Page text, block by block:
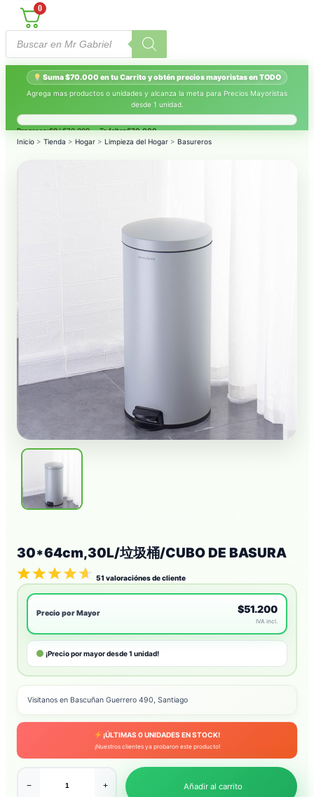
0
Búsqueda
productos
Suma $70.000 en tu Carrito y obtén precios mayoristas en TODO
Agrega mas productos o unidades y alcanza la meta para Precios Mayoristas
desde 1 unidad.
Progreso:$0/ $70.000 — Te faltan$70.000.
Inicio > Tienda > Hogar > Limpieza del Hogar > Basureros
30*64cm,30L/垃圾桶/CUBO DE BASURA
51 valoraciónes de cliente
Precio por Mayor $51.200
IVA incl.
¡Precio por mayor desde 1 unidad!
Visitanos en Bascuñan Guerrero 490, Santiago
¡ÚLTIMAS0UNIDADES EN STOCK!
¡Nuestros clientes ya probaron este producto!
− + Añadir al carrito